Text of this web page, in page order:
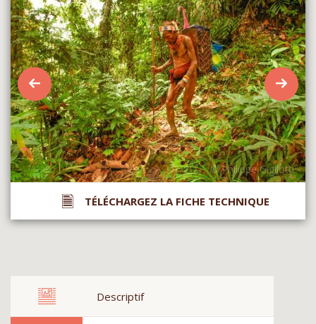
TÉLÉCHARGEZ LA FICHE TECHNIQUE
Descriptif